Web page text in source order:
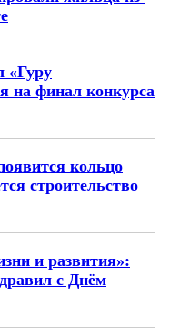
«Гуру
на финал конкурса
кольцо
строительство
и развития»:
с Днём